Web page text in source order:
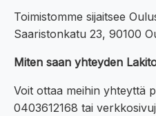
Toimistomme sijaitsee
Saaristonkatu 23, 90100
Miten saan yhteyden
Voit ottaa meihin yhteyttä
0403612168 tai